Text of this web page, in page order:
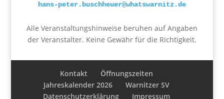
hans-peter.buschheuer@whatswarnitz.de
Alle Veranstaltungshinweise beruhen auf Angaben
der Veranstalter. Keine Gewähr für die Richtigkeit.
Kontakt
Öffnungszeiten
Jahreskalender 2026
Warnitzer SV
Datenschutzerklärung
Impressum